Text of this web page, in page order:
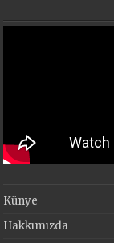
Künye
Hakkımızda